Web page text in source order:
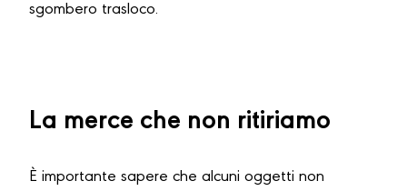
sgombero trasloco.
La merce che non ritiriamo
È importante sapere che alcuni oggetti non